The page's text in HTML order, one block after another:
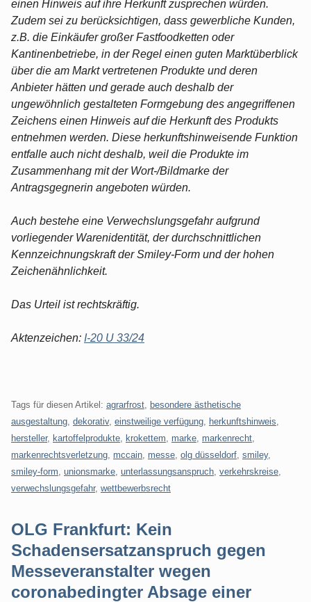
einen Hinweis auf ihre Herkunft zusprechen würden.
Zudem sei zu berücksichtigen, dass gewerbliche Kunden,
z.B. die Einkäufer großer Fastfoodketten oder
Kantinenbetriebe, in der Regel einen guten Marktüberblick
über die am Markt vertretenen Produkte und deren
Anbieter hätten und gerade auch deshalb der
ungewöhnlich gestalteten Formgebung des angegriffenen
Zeichens einen Hinweis auf die Herkunft des Produkts
entnehmen werden. Diese herkunftshinweisende Funktion
entfalle auch nicht deshalb, weil die Produkte im
Zusammenhang mit der Wort-/Bildmarke der
Antragsgegnerin angeboten würden.
Auch bestehe eine Verwechslungsgefahr aufgrund
vorliegender Warenidentität, der durchschnittlichen
Kennzeichnungskraft der Smiley-Form und der hohen
Zeichenähnlichkeit.
Das Urteil ist rechtskräftig.
Aktenzeichen: I-20 U 33/24
Tags für diesen Artikel: agrarfrost
besondere ästhetische
ausgestaltung dekorativ, einstweilige verfügung herkunftshinweis
hersteller, kartoffelprodukte krokettem marke markenrecht
markenrechtsverletzung mccain messe olg düsseldorf smiley,
smiley-form unionsmarke unterlassungsanspruch verkehrskreise
verwechslungsgefahr, wettbewerbsrecht
OLG Frankfurt: Kein
Schadensersatzanspruch gegen
Messeveranstalter wegen
coronabedingter Absage einer